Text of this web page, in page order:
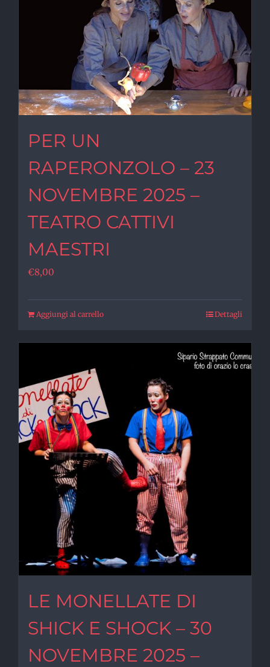
PER UN
RAPERONZOLO – 23
NOVEMBRE 2025 –
TEATRO CATTIVI
MAESTRI
€8,00
Aggiungi al carrello Dettagli
LE MONELLATE DI
SHICK E SHOCK – 30
NOVEMBRE 2025 –